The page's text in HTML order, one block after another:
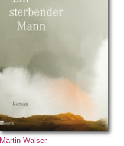
Martin Walser